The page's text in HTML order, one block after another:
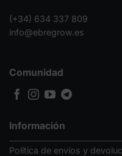
(+34) 634 337 809
info@ebregrow.es
Información
Política de envíos y
Comunidad